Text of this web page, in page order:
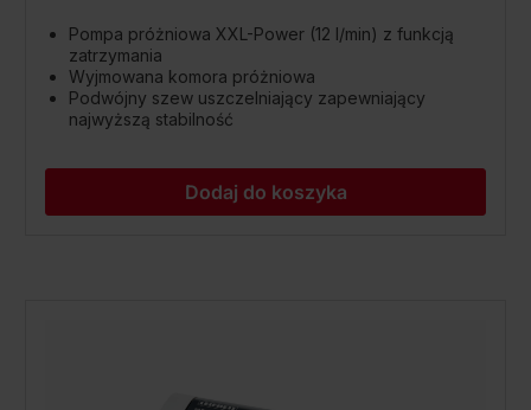
Pompa próżniowa XXL-Power (12 l/min) z funkcją
zatrzymania
Wyjmowana komora próżniowa
Podwójny szew uszczelniający zapewniający
najwyższą stabilność
Dodaj do koszyka